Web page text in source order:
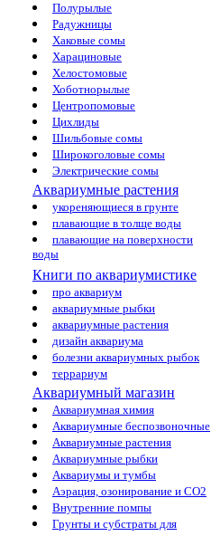
Полурылые
Радужницы
Хаковые сомы
Харациновые
Хелостомовые
Хоботнорылые
Центропомовые
Цихлиды
Шильбовые сомы
Широкоголовые сомы
Электрические сомы
Аквариумные растения
укореняющиеся в грунте
плавающие в толще воды
плавающие на поверхности
воды
Книги по аквариумистике
про аквариум
аквариумные рыбки
аквариумные растения
дизайн аквариума
болезни аквариумных рыбок
террариум
Аквариумный магазин
Аквариумная химия
Аквариумные беспозвоночные
Аквариумные растения
Аквариумные рыбки
Аквариумы и тумбы
Аэрация, озонирование и CO2
Внутренние помпы
Грунты и субстраты для